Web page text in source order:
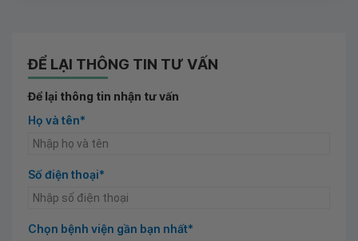
ĐỂ LẠI THÔNG TIN TƯ VẤN
Để lại thông tin nhận tư vấn
Họ và tên*
Số điện thoại*
Chọn bệnh viện gần bạn nhất*